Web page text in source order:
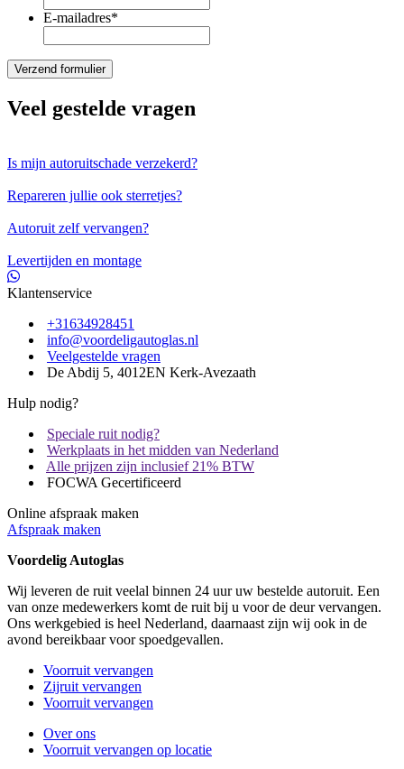
E-mailadres*
Veel gestelde vragen
Is mijn autoruitschade verzekerd?
Repareren jullie ook sterretjes?
Autoruit zelf vervangen?
Levertijden en montage
Klantenservice
+31634928451
info@voordeligautoglas.nl
Veelgestelde vragen
De Abdij 5, 4012EN Kerk-Avezaath
Hulp nodig?
Speciale ruit nodig?
Werkplaats in het midden van Nederland
Alle prijzen zijn inclusief 21% BTW
FOCWA Gecertificeerd
Online afspraak maken
Afspraak maken
Voordelig Autoglas
Wij leveren de ruit veelal binnen 24 uur uw bestelde autoruit. Een
van onze medewerkers komt de ruit bij u voor de deur vervangen.
Ons werkgebied is heel Nederland, daarnaast zijn wij ook in de
avond bereikbaar voor spoedgevallen.
Voorruit vervangen
Zijruit vervangen
Voorruit vervangen
Over ons
Voorruit vervangen op locatie